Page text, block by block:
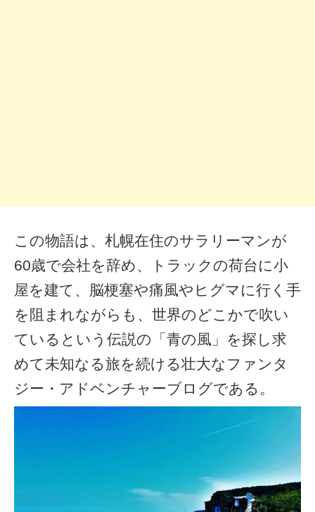
この物語は、札幌在住のサラリーマンが
60歳で会社を辞め、トラックの荷台に小
屋を建て、脳梗塞や痛風やヒグマに行く手
を阻まれながらも、世界のどこかで吹い
ているという伝説の「青の風」を探し求
めて未知なる旅を続ける壮大なファンタ
ジー・アドベンチャーブログである。